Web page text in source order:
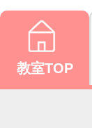
教室TOP